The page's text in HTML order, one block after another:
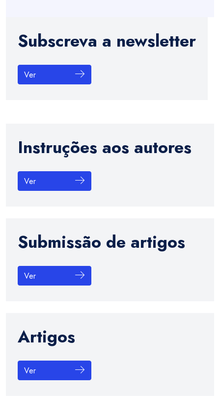
Subscreva a newsletter
Ver
Instruções aos autores
Ver
Submissão de artigos
Ver
Artigos
Ver